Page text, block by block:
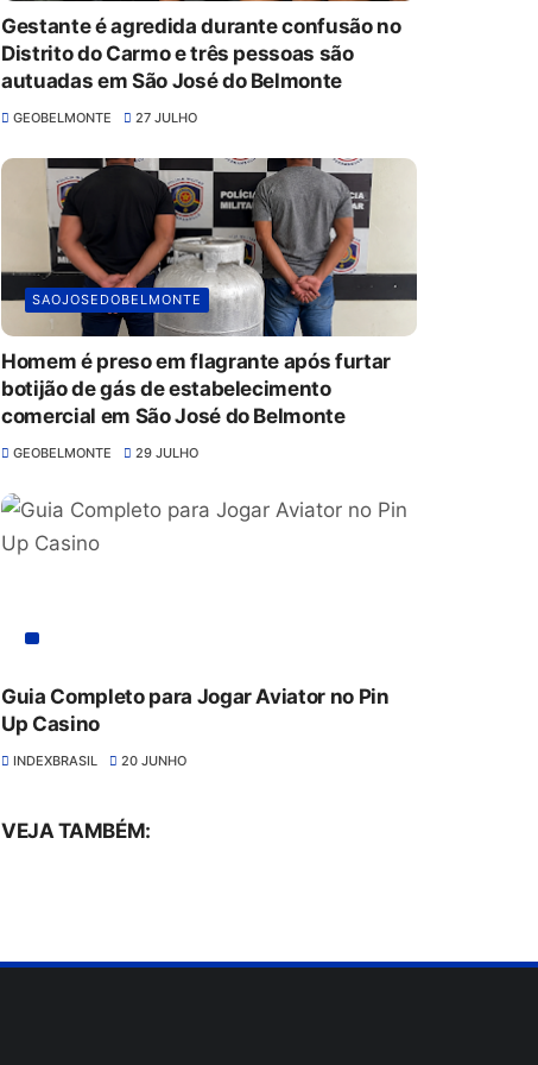
Gestante é agredida durante confusão no
Distrito do Carmo e três pessoas são
autuadas em São José do Belmonte
GEOBELMONTE 27 JULHO
SAOJOSEDOBELMONTE
Homem é preso em flagrante após furtar
botijão de gás de estabelecimento
comercial em São José do Belmonte
GEOBELMONTE 29 JULHO
Guia Completo para Jogar Aviator no Pin
Up Casino
INDEXBRASIL 20 JUNHO
VEJA TAMBÉM: